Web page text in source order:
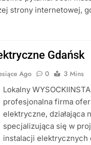
strony internetowej,
Gdańsk
Ago 0
3 Mins
Lokalny
profesjonalna firma
elektryczne, działająca
specjalizująca się w
instalacji elektrycznych